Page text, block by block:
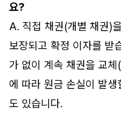
요?
A. 직접 채권(개별 채권)
보장되고 확정 이자를 받
가 없이 계속 채권을 교
에 따라 원금 손실이 발
도 있습니다.